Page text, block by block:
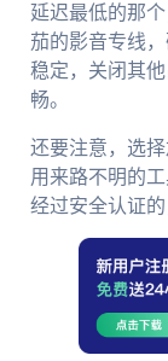
延迟最低的那
茄的影音专线
稳定，关闭其
畅。
还要注意，选
用来路不明的
经过安全认证